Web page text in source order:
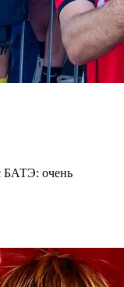
БАТЭ: очень